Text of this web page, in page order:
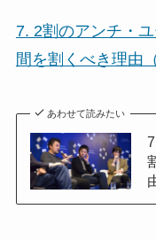
7. 2割のアンチ・
間を割くべき理由
あわせて読みたい